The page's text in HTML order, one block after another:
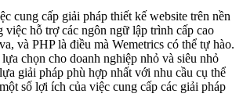
cung cấp giải pháp thiết kế website trên nền
việc hỗ trợ các ngôn ngữ lập trình cấp cao
và PHP là điều mà Wemetrics có thể tự hào.
chọn cho doanh nghiệp nhỏ và siêu nhỏ
giải pháp phù hợp nhất với nhu cầu cụ thể
số lợi ích của việc cung cấp các giải pháp